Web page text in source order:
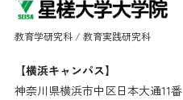
教育学研究科 / 教育実践研究科
【横浜キャンパス】
神奈川県横浜市中区日本大通11番